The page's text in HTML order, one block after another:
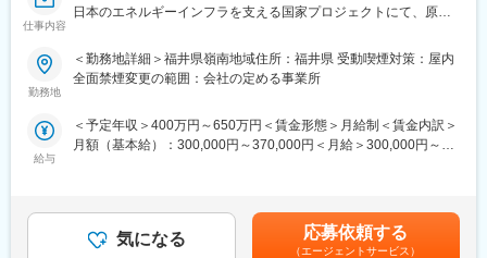
■スキルアップ支援体制：
・Zoomにて技術研修を月数回開催／プログラミングや設計など幅
広いトピックスを用意
・専門教育機関で技術取得が目指せる
同業他社と比較をしても圧倒的なお取引社数を誇る当社。
当社独占のプロジェクトも多数あり、当社だからこそ挑戦できる
仕事があります。
仕事内容
日本のエネルギーインフラを支える国家プロジェクトにて、原子
関係省庁への各種ドキュメント整備や防災関連の計画作成など、
専門性と正確性が求められるやりがいのあるポジションです。
配属チームによって、以下いずれかの業務を中心にご担当いただ
きます。いずれもエネルギーの安全と継続的運用に欠かせない役
成補助
・保安規定、品質保証資料、新旧基準対応資料の作成
勤務地
＜勤務地詳細＞福井県嶺南地域住所：福井県 受動喫煙対策：屋内
全面禁煙変更の範囲：会社の定める事業所
給与
＜予定年収＞400万円～650万円＜賃金形態＞月給制＜賃金内訳＞
月額（基本給）：300,000円～370,000円＜月給＞300,000円～
す。月給(月額)は固定手当を含めた表記です。
気になる 応募依頼する
（エージェントサービス）